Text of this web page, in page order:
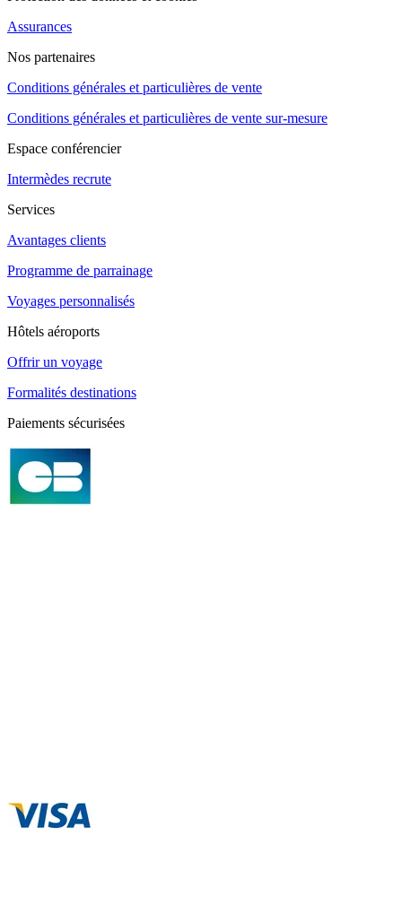
Assurances
Nos partenaires
Conditions générales et particulières de vente
Conditions générales et particulières de vente sur-mesure
Espace conférencier
Intermèdes recrute
Services
Avantages clients
Programme de parrainage
Voyages personnalisés
Hôtels aéroports
Offrir un voyage
Formalités destinations
Paiements sécurisées